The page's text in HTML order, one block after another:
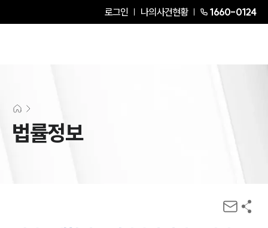
로그인 나의사건현황 1660-0124
법률정보